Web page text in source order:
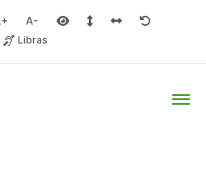
Aumentar fonte
Diminuir fonteÁrea selecionada
Espaçamento de linha
Espaço dos
Redefinir
Libras